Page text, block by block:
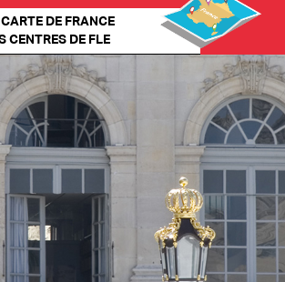
CARTE DE FRANCE
CENTRES DE FLE